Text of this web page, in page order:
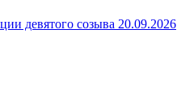
девятого созыва 20.09.2026